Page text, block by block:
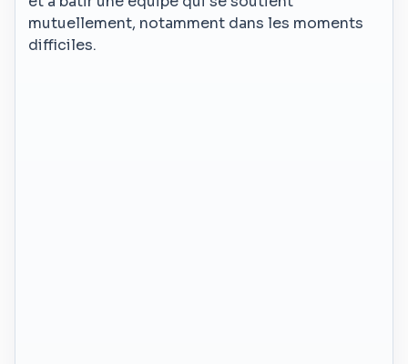
mutuellement, notamment dans les moments
difficiles.